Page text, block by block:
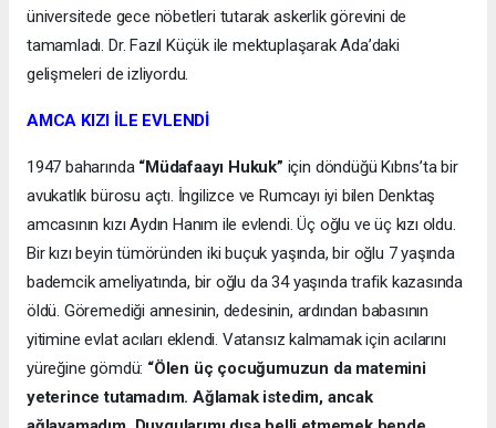
üniversitede gece nöbetleri tutarak askerlik görevini de
tamamladı. Dr. Fazıl Küçük ile mektuplaşarak Ada’daki
gelişmeleri de izliyordu.
AMCA KIZI İLE EVLENDİ
1947 baharında “Müdafaayı Hukuk” için döndüğü Kıbrıs’ta bir
avukatlık bürosu açtı. İngilizce ve Rumcayı iyi bilen Denktaş
amcasının kızı Aydın Hanım ile evlendi. Üç oğlu ve üç kızı oldu.
Bir kızı beyin tümöründen iki buçuk yaşında, bir oğlu 7 yaşında
bademcik ameliyatında, bir oğlu da 34 yaşında trafik kazasında
öldü. Göremediği annesinin, dedesinin, ardından babasının
yitimine evlat acıları eklendi. Vatansız kalmamak için acılarını
yüreğine gömdü: “Ölen üç çocuğumuzun da matemini
yeterince tutamadım. Ağlamak istedim, ancak